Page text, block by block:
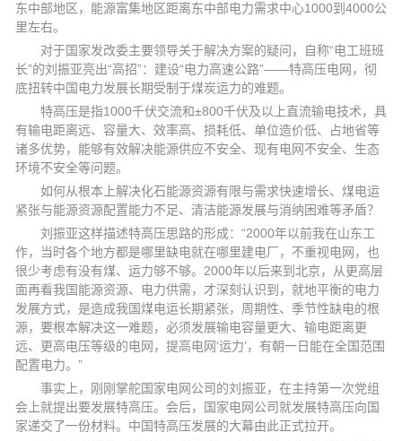
东中部地区，能源富集地区距离东中部电力需求中心1000到4000公
里左右。
对于国家发改委主要领导关于解决方案的疑问，自称“电工班班
长”的刘振亚亮出“高招”：建设“电力高速公路”——特高压电网，彻
底扭转中国电力发展长期受制于煤炭运力的难题。
特高压是指1000千伏交流和±800千伏及以上直流输电技术，具
有输电距离远、容量大、效率高、损耗低、单位造价低、占地省等
诸多优势，能够有效解决能源供应不安全、现有电网不安全、生态
环境不安全等问题。
如何从根本上解决化石能源资源有限与需求快速增长、煤电运
紧张与能源资源配置能力不足、清洁能源发展与消纳困难等矛盾？
刘振亚这样描述特高压思路的形成：“2000年以前我在山东工
作，当时各个地方都是哪里缺电就在哪里建电厂，不重视电网，也
很少考虑有没有煤、运力够不够。2000年以后来到北京，从更高层
面再看我国能源资源、电力供需，才深刻认识到，就地平衡的电力
发展方式，是造成我国煤电运长期紧张，周期性、季节性缺电的根
源，要根本解决这一难题，必须发展输电容量更大、输电距离更
远、更高电压等级的电网，提高电网‘运力’，有朝一日能在全国范围
配置电力。”
事实上，刚刚掌舵国家电网公司的刘振亚，在主持第一次党组
会上就提出要发展特高压。会后，国家电网公司就发展特高压向国
家递交了一份材料。中国特高压发展的大幕由此正式拉开。